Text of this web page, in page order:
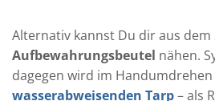
Alternativ kannst Du dir aus dem
Aufbewahrungsbeutel nähen.
dagegen wird im
wasserabweisenden Tarp– als